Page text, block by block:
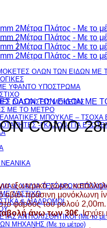
ΟΛΩΝ ΤΩΝ ΕΙΔΩΝ ME
ΥΦΑΝΤΟ ΥΠΟΣΤΡΩΜΑ
ΔΙΑΣΤΑΣΕΙΣ ΜΟΚΕΤΑΣ
ΜΕ ΤΟ ΜΕΤΡΟ
ΜΠΟΥΚΛΕ – ΤΣΟΧΑ
-ΓΚΑΖΟΝ- ΓΙΑ
ΝΕΑΝΙΚΑ
& ΧΑΛΙΑ ΤΕΣΣΑΡΩΝ
ΛΑΣΤΙΧΟ
& ΔΙΑΔΡΟΜΟΙ
ΑΝΤΙΟΛΙΣΘΗΤΙΚΟΙ (Με το
ΜΗΧΑΝΗΣ (Με το μέτρο)
ΟΛΩΝ ΤΩΝ ΕΙΔΩΝ ME
COMO
εξωτερικό χώρο,
οβάλ πράσινη μονόκλωνη
φάρδος του ρολού 2,00m.
άνω των 30€.